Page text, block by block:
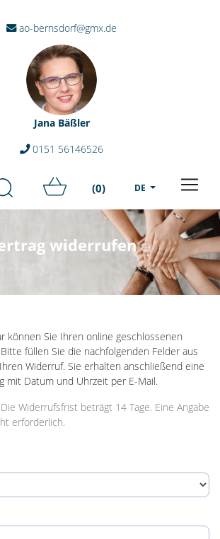
ao-bernsdorf@gmx.de
Jana Bäßler
0151 56146526
(0) DE
widerrufen
können Sie Ihren online geschlossenen
füllen Sie die nachfolgenden Felder aus
Widerruf. Sie erhalten anschließend eine
mit Datum und Uhrzeit per E-Mail.
Widerrufsfrist beträgt 14 Tage. Eine Angabe
erforderlich.